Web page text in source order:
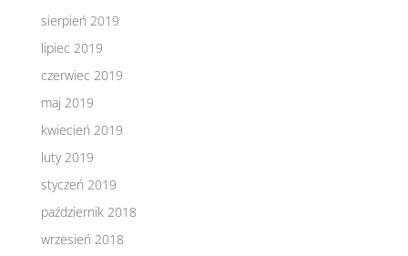
sierpień 2019
lipiec 2019
czerwiec 2019
maj 2019
kwiecień 2019
luty 2019
styczeń 2019
październik 2018
wrzesień 2018